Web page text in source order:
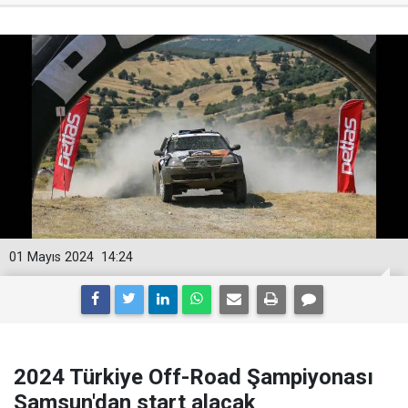
14:24
01 Mayıs 2024
2024 Türkiye Off-Road Şampiyonası
Samsun'dan start alacak